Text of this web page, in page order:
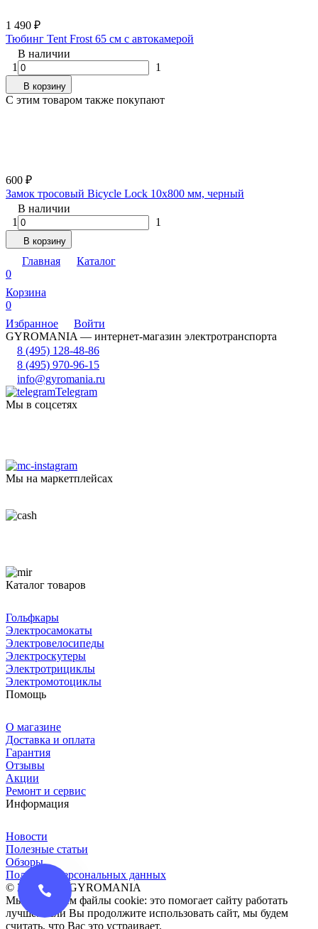
1 490 ₽
Тюбинг Tent Frost 65 см с автокамерой
В наличии
1
1
В корзину
C этим товаром также покупают
600 ₽
Замок тросовый Bicycle Lock 10х800 мм, черный
В наличии
1
1
В корзину
Главная
Каталог
0
Корзина
0
Избранное
Войти
GYROMANIA — интернет-магазин электротранспорта
8 (495) 128-48-86
8 (495) 970-96-15
info@gyromania.ru
Telegram
Мы в соцсетях
Мы на маркетплейсах
Каталог товаров
Гольфкары
Электросамокаты
Электровелосипеды
Электроскутеры
Электротрициклы
Электромотоциклы
Помощь
О магазине
Доставка и оплата
Гарантия
Отзывы
Акции
Ремонт и сервис
Информация
Новости
Полезные статьи
Обзоры
Политика персональных данных
© 2016-2026 GYROMANIA
Мы сохраняем файлы cookie: это помогает сайту работать
лучше. Если Вы продолжите использовать сайт, мы будем
считать, что Вас это устраивает.